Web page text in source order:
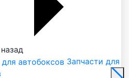
Запчасти для